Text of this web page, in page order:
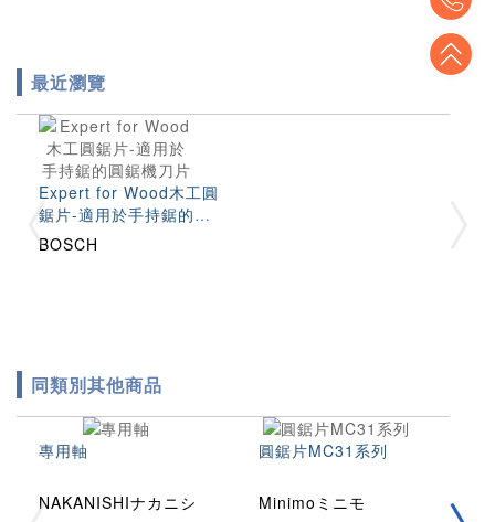
最近瀏覽
Expert for Wood木工圓
鋸片-適用於手持鋸的圓
鋸機刀片
BOSCH
同類別其他商品
專用軸
NAKANISHIナカニシ
圓鋸片MC31系列
Minimoミニモ